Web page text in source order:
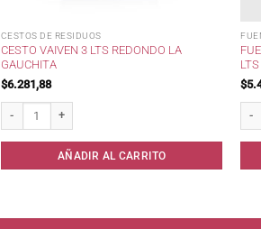
CESTOS DE RESIDUOS
CESTO VAIVEN 3 LTS REDONDO LA
GAUCHITA
$6.281,88
AÑADIR AL CARRITO
$